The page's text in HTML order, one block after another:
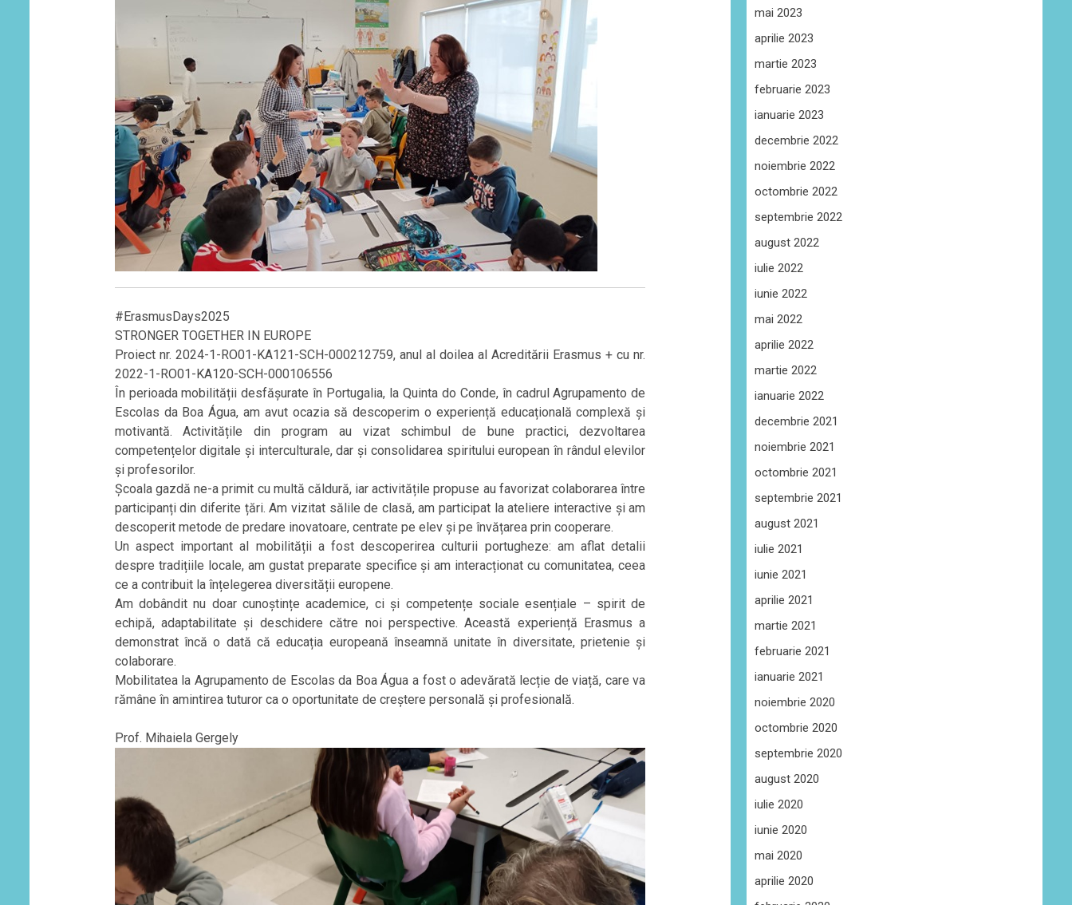
#ErasmusDays2025
STRONGER TOGETHER IN EUROPE
Proiect nr. 2024-1-RO01-KA121-SCH-000212759, anul al doilea al Acreditării Erasmus + cu nr.
2022-1-RO01-KA120-SCH-000106556
În perioada mobilității desfășurate în Portugalia, la Quinta do Conde, în cadrul Agrupamento de
Escolas da Boa Água, am avut ocazia să descoperim o experiență educațională complexă și
motivantă. Activitățile din program au vizat schimbul de bune practici, dezvoltarea
competențelor digitale și interculturale, dar și consolidarea spiritului european în rândul elevilor
și profesorilor.
Școala gazdă ne-a primit cu multă căldură, iar activitățile propuse au favorizat colaborarea între
participanți din diferite țări. Am vizitat sălile de clasă, am participat la ateliere interactive și am
descoperit metode de predare inovatoare, centrate pe elev și pe învățarea prin cooperare.
Un aspect important al mobilității a fost descoperirea culturii portugheze: am aflat detalii
despre tradițiile locale, am gustat preparate specifice și am interacționat cu comunitatea, ceea
ce a contribuit la înțelegerea diversității europene.
Am dobândit nu doar cunoștințe academice, ci și competențe sociale esențiale – spirit de
echipă, adaptabilitate și deschidere către noi perspective. Această experiență Erasmus a
demonstrat încă o dată că educația europeană înseamnă unitate în diversitate, prietenie și
colaborare.
Mobilitatea la Agrupamento de Escolas da Boa Água a fost o adevărată lecție de viață, care va
rămâne în amintirea tuturor ca o oportunitate de creștere personală și profesională.
Prof. Mihaiela Gergely
mai 2023
aprilie 2023
martie 2023
februarie 2023
ianuarie 2023
decembrie 2022
noiembrie 2022
octombrie 2022
septembrie 2022
august 2022
iulie 2022
iunie 2022
mai 2022
aprilie 2022
martie 2022
ianuarie 2022
decembrie 2021
noiembrie 2021
octombrie 2021
septembrie 2021
august 2021
iulie 2021
iunie 2021
aprilie 2021
martie 2021
februarie 2021
ianuarie 2021
noiembrie 2020
octombrie 2020
septembrie 2020
august 2020
iulie 2020
iunie 2020
mai 2020
aprilie 2020